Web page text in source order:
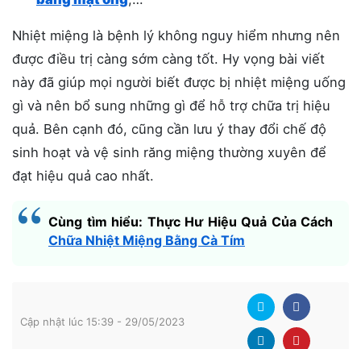
Nhiệt miệng là bệnh lý không nguy hiểm nhưng nên
được điều trị càng sớm càng tốt. Hy vọng bài viết
này đã giúp mọi người biết được bị nhiệt miệng uống
gì và nên bổ sung những gì để hỗ trợ chữa trị hiệu
quả. Bên cạnh đó, cũng cần lưu ý thay đổi chế độ
sinh hoạt và vệ sinh răng miệng thường xuyên để
đạt hiệu quả cao nhất.
Cùng tìm hiểu: Thực Hư Hiệu Quả Của Cách
Chữa Nhiệt Miệng Bằng Cà Tím
Cập nhật lúc 15:39 - 29/05/2023